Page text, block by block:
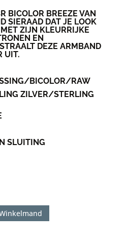
BICOLOR BREEZE VAN
SIERAAD DAT JE LOOK
ZIJN KLEURRIJKE
EN
DEZE ARMBAND
UIT.
BICOLOR/RAW
ZILVER/STERLING
SLUITING